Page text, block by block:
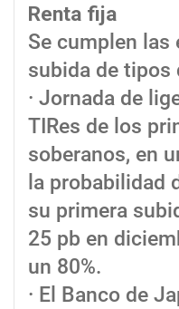
Renta fija
Se cumplen las
subida de tipos
· Jornada de
TIRes de los
soberanos, en
la probabilidad
su primera
25 pb en
un 80%.
· El Banco de